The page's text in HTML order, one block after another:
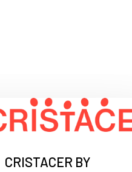
CRISTACER BY